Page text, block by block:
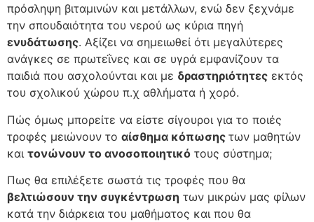
πρόσληψη βιταμινών και μετάλλων, ενώ δεν ξεχνάμε
την σπουδαιότητα του νερού ως κύρια πηγή
ενυδάτωσης. Αξίζει να σημειωθεί ότι μεγαλύτερες
ανάγκες σε πρωτεΐνες και σε υγρά εμφανίζουν τα
παιδιά που ασχολούνται και με δραστηριότητες εκτός
του σχολικού χώρου π.χ αθλήματα ή χορό.
Πώς όμως μπορείτε να είστε σίγουροι για το ποιές
τροφές μειώνουν το αίσθημα κόπωσης των μαθητών
και τονώνουν το ανοσοποιητικό τους σύστημα;
Πως θα επιλέξετε σωστά τις τροφές που θα
βελτιώσουν την συγκέντρωση των μικρών μας φίλων
κατά την διάρκεια του μαθήματος και που θα